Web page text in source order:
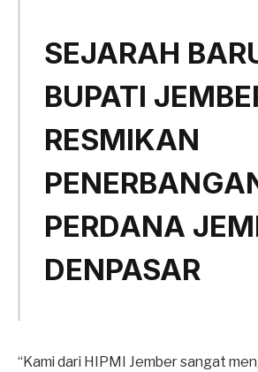
SEJARAH
BUPATI
RESMIKAN
PERDANA
DENPASAR
“Kami dari HIPMI Jember sangat